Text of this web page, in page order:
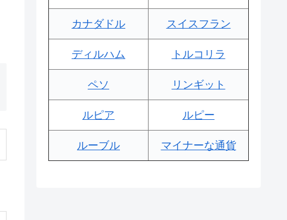
カナダドル スイスフラン
ディルハム トルコリラ
ペソ リンギット
ルピア ルピー
ルーブル マイナーな通貨